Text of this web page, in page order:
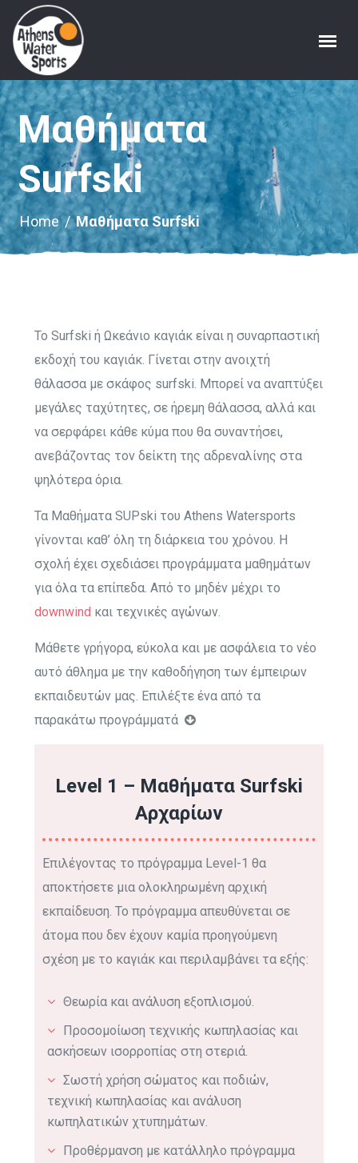
Μαθήματα
Surfski
Home /Μαθήματα Surfski
To Surfski ή Ωκεάνιο καγιάκ είναι η συναρπαστική
εκδοχή του καγιάκ. Γίνεται στην ανοιχτή
θάλασσα με σκάφος surfski. Μπορεί να αναπτύξει
μεγάλες ταχύτητες, σε ήρεμη θάλασσα, αλλά και
να σερφάρει κάθε κύμα που θα συναντήσει,
ανεβάζοντας τον δείκτη της αδρεναλίνης στα
ψηλότερα όρια.
Τα Μαθήματα SUPski του Athens Watersports
γίνονται καθ’ όλη τη διάρκεια του χρόνου. Η
σχολή έχει σχεδιάσει προγράμματα μαθημάτων
για όλα τα επίπεδα. Από το μηδέν μέχρι το
downwind και τεχνικές αγώνων.
Μάθετε γρήγορα, εύκολα και με ασφάλεια το νέο
αυτό άθλημα με την καθοδήγηση των έμπειρων
εκπαιδευτών μας. Επιλέξτε ένα από τα
παρακάτω προγράμματά
Level 1 – Μαθήματα Surfski
Αρχαρίων
Επιλέγοντας το πρόγραμμα Level-1 θα
αποκτήσετε μια ολοκληρωμένη αρχική
εκπαίδευση. Το πρόγραμμα απευθύνεται σε
άτομα που δεν έχουν καμία προηγούμενη
σχέση με το καγιάκ και περιλαμβάνει τα εξής:
Θεωρία και ανάλυση εξοπλισμού.
Προσομοίωση τεχνικής κωπηλασίας και
ασκήσεων ισορροπίας στη στεριά.
Σωστή χρήση σώματος και ποδιών,
τεχνική κωπηλασίας και ανάλυση
κωπηλατικών χτυπημάτων.
Προθέρμανση με κατάλληλο πρόγραμμα